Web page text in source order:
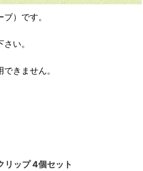
）です。
い。
きません。
リップ 4個セット